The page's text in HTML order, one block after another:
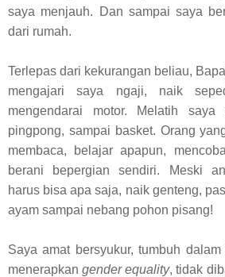
saya menjauh. Dan sampai saya
dari rumah.
Terlepas dari kekurangan beliau,
mengajari saya ngaji, naik
mengendarai motor. Melatih saya
pingpong, sampai basket. Orang
membaca, belajar apapun,
berani bepergian sendiri. Meski
harus bisa apa saja, naik genteng,
ayam sampai nebang pohon pisang!
Saya amat bersyukur, tumbuh
menerapkangender equality, tidak